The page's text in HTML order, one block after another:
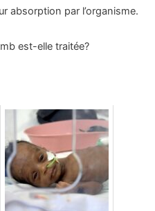
absorption par l’organisme.
est-elle traitée?